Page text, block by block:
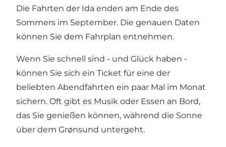
Die Fahrten der Ida enden am Ende des
Sommers im September. Die genauen Daten
können Sie dem Fahrplan entnehmen.
Wenn Sie schnell sind - und Glück haben -
können Sie sich ein Ticket für eine der
beliebten Abendfahrten ein paar Mal im Monat
sichern. Oft gibt es Musik oder Essen an Bord,
das Sie genießen können, während die Sonne
über dem Grønsund untergeht.